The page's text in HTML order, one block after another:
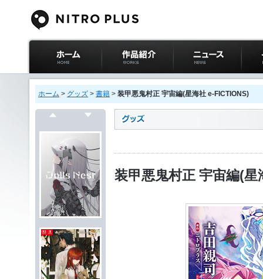
ニトロプラス公式
サイト ホーム
作品紹介 ニュース イベ
ホーム > グッズ > 書籍 > 装甲悪鬼村正 宇宙編(星海社 e-FICTIONS)
装甲悪鬼村正 宇宙編(